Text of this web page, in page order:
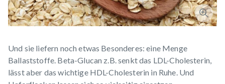
Und sie liefern noch etwas Besonderes: eine Menge
Ballaststoffe. Beta-Glucan z.B.senkt das LDL-Cholesterin,
lässt aber das wichtige HDL-Cholesterin in Ruhe. Und